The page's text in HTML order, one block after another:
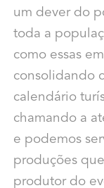
um dever do
toda a
como essas
consolidando
calendário
chamando a
e podemos
produções
produtor do